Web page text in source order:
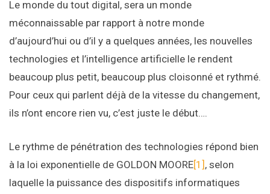
Le monde du tout digital, sera un monde
méconnaissable par rapport à notre monde
d’aujourd’hui ou d’il y a quelques années, les nouvelles
technologies et l’intelligence artificielle le rendent
beaucoup plus petit, beaucoup plus cloisonné et rythmé.
Pour ceux qui parlent déjà de la vitesse du changement,
ils n’ont encore rien vu, c’est juste le début….
Le rythme de pénétration des technologies répond bien
à la loi exponentielle de GOLDON MOORE[1] , selon
laquelle la puissance des dispositifs informatiques